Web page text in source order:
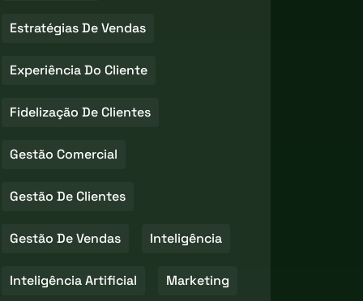
Estratégias De Vendas
Experiência Do Cliente
Fidelização De Clientes
Gestão Comercial
Gestão De Clientes
Gestão De Vendas Inteligência
Inteligência Artificial Marketing